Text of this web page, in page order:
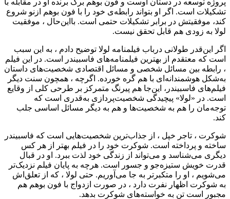
تشکیلات است. اگر او بتواند رابطه‌ی خود را با فون بوهم ازنو شروع
کند، موفقیتش در برابر تشکیلات حتمی است. بااین‌حال ، موفقیت
لولا به زودی هم قابل تحقق نیست.
اگر این‌قدر طولانی درباب فیلمنامه لولا توضیح دادم ، به این سبب
است که معتقدم از بهترین فیلمنامه‌های فاسبیندر است. در این فیلم
، رابطه بین مسائل شخصی و مسائل اقتصادی شخصیت‌های داستان
به‌شکل هوشمندانه‌ای با هم گره خورده. اگرچه ، همچون سنت دیگر
فیلم‌های فاسبیندر، این‌جا هم پیرنگ متمرکز بر طرحی کلی از وقایع
است. در «لولا» پیچیدگی شخصیت‌پردازی به‌قدری است که
توجه‌مان را هم به شخصیت‌ها و هم به دیگر مسائل اساسی جلب
کند.
شوکرت ، تاجر خپل ، از جذاب‌ترین شخصیت‌هایی است که فاسبیندر
ساخته و پرداخته است. شوکرت خود را در فیلم بهتر از هر کس
دیگری می‌شناسد و می‌تواند از زندگی خود لذت ببرد. او در قبال
قدرت خویش ستیزه‌جو و جسور است. هرچه به پایان فیلم نزدیک‌تر
می‌شویم ، او را متکبرتر به جا می‌آوریم. حتی لولا ، که از تعلق‌اش
به شوکرت اظهار نفرت دارد ، در صورت ازدواج با فون بوهم هم
مجبور است تن به خواسته‌های شوکرت بدهد.